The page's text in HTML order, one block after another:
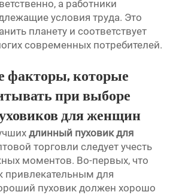
а работники
условия труда. Это
планету и соответствует
современных потребителей.
факторы, которые
при выборе
для женщин
длинный пуховик для
торговли следует учесть
моментов. Во-первых, что
привлекательным для
пуховик должен хорошо